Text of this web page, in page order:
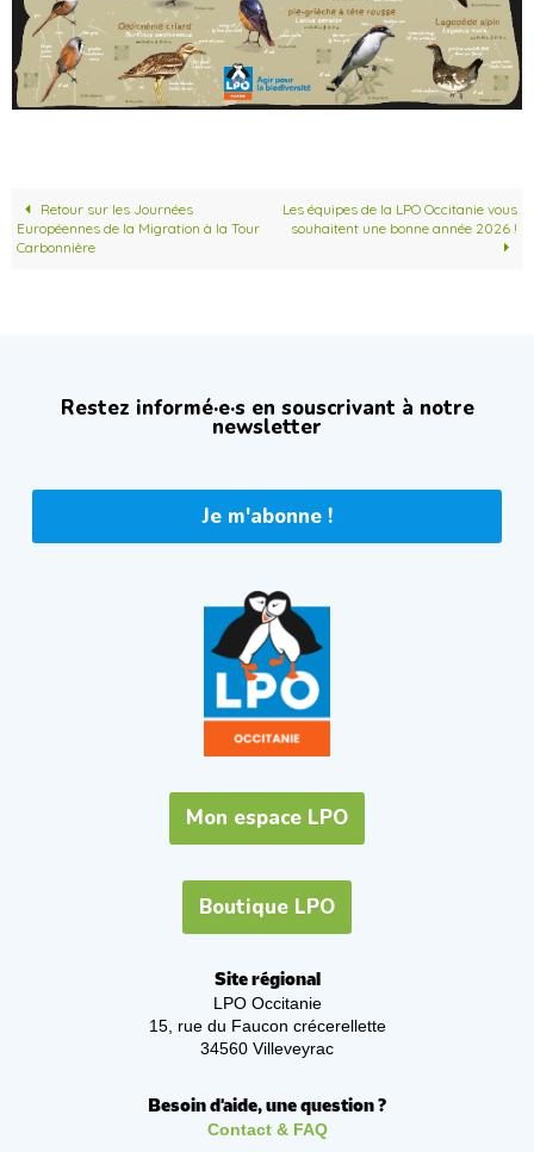
Retour sur les Journées
Européennes de la Migration à la Tour
Carbonnière
Les équipes de la LPO Occitanie vous
souhaitent une bonne année 2026 !
Restez informé·e·s en souscrivant à notre
newsletter
Je m'abonne !
Mon espace LPO
Boutique LPO
Site régional
LPO Occitanie
15, rue du Faucon crécerellette
34560 Villeveyrac
Besoin d'aide, une question ?
Contact & FAQ